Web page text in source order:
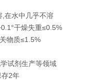
在水中几乎不溶
干燥失重≤0.5%
物质≤1.5%
试剂生产等领域
存2年